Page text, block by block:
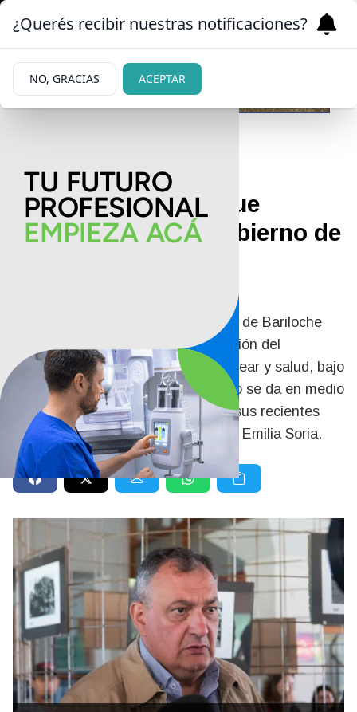
07/06/2026
Gustavo Gennuso fue
designado por el gobierno de
El ingeniero nuclear y exintendente de Bariloche
presidirá el Consejo de Administración del
organismo clave en tecnología nuclear y salud, bajo
el ala de la CNEA. El nombramiento se da en medio
de fuertes movimientos internos y sus recientes
acercamientos a la roquense María Emilia Soria.
¿Querés recibir nuestras notificaciones?
NO, GRACIAS ACEPTAR